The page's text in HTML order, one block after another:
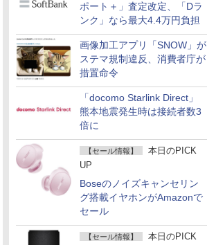
ポート＋」査定改定、「Dラ
ンク」なら最大4.4万円負担
画像加工アプリ「SNOW」が
ステマ規制違反、消費者庁が
措置命令
「docomo Starlink Direct」
熊本地震発生時は接続者数3
倍に
【セール情報】
本日のPICK
UP
Boseのノイズキャンセリン
グ搭載イヤホンがAmazonで
セール
【セール情報】
本日のPICK